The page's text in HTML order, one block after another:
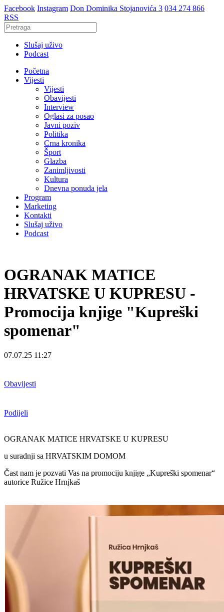
Facebook Instagram Don Dominika Stojanovića 3 034 274 866
RSS
Slušaj uživo
Podcast
Početna
Vijesti
Vijesti
Obavijesti
Interview
Oglasi za posao
Javni poziv
Politika
Crna kronika
Šport
Glazba
Zanimljivosti
Kultura
Dnevna ponuda jela
Program
Marketing
Kontakti
Slušaj uživo
Podcast
OGRANAK MATICE
HRVATSKE U KUPRESU -
Promocija knjige "Kupreški
spomenar"
07.07.25 11:27
Obavijesti
Podijeli
OGRANAK MATICE HRVATSKE U KUPRESU
u suradnji sa HRVATSKIM DOMOM
Čast nam je pozvati Vas na promociju knjige „Kupreški spomenar“
autorice Ružice Hrnjkaš